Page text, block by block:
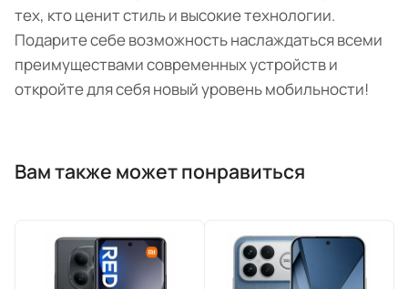
тех, кто ценит стиль и высокие технологии.
Подарите себе возможность наслаждаться всеми
преимуществами современных устройств и
откройте для себя новый уровень мобильности!
Вам также может понравиться